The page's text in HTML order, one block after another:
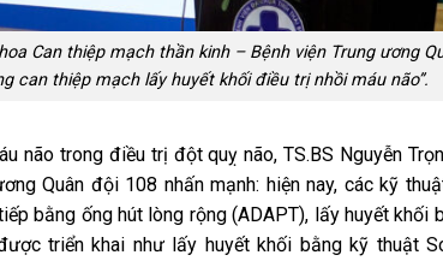
Can thiệp mạch thần kinh – Bệnh viện Trung ương
can thiệp mạch lấy huyết khối điều trị nhồi máu não”.
não trong điều trị đột quỵ não, TS.BS Nguyễn
Quân đội 108 nhấn mạnh: hiện nay, các kỹ
bằng ống hút lòng rộng (ADAPT), lấy huyết khối
triển khai như lấy huyết khối bằng kỹ thuật